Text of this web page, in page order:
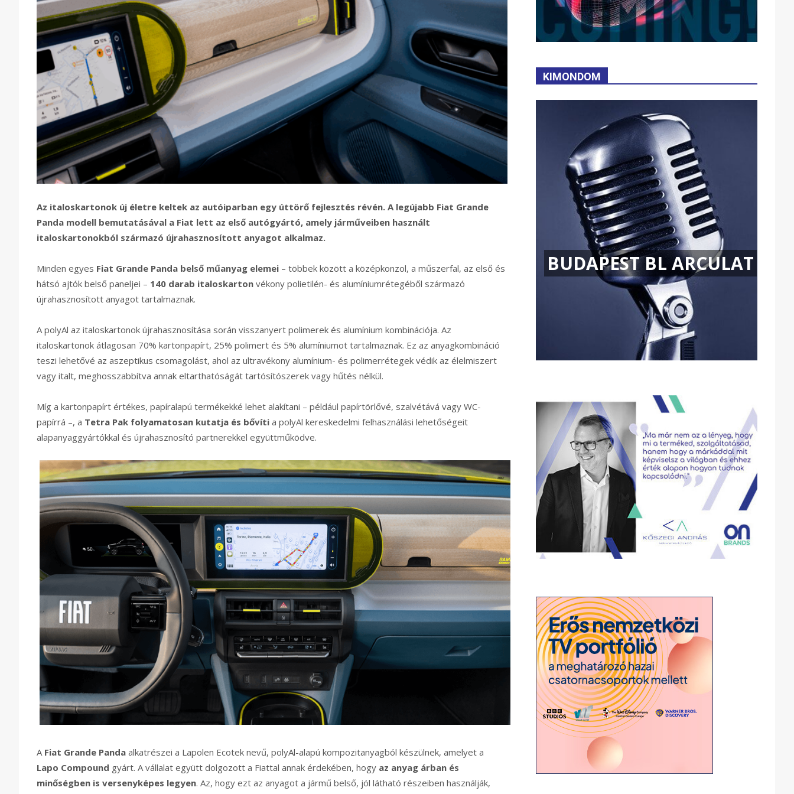
Az italoskartonok új életre keltek az autóiparban egy úttörő fejlesztés révén. A legújabb Fiat Grande
Panda modell bemutatásával a Fiat lett az első autógyártó, amely járműveiben használt
italoskartonokból származó újrahasznosított anyagot alkalmaz.
Minden egyes Fiat Grande Panda belső műanyag elemei – többek között a középkonzol, a műszerfal, az első és
hátsó ajtók belső paneljei – 140 darab italoskarton vékony polietilén- és alumíniumrétegéből származó
újrahasznosított anyagot tartalmaznak.
A polyAl az italoskartonok újrahasznosítása során visszanyert polimerek és alumínium kombinációja. Az
italoskartonok átlagosan 70% kartonpapírt, 25% polimert és 5% alumíniumot tartalmaznak. Ez az anyagkombináció
teszi lehetővé az aszeptikus csomagolást, ahol az ultravékony alumínium- és polimerrétegek védik az élelmiszert
vagy italt, meghosszabbítva annak eltarthatóságát tartósítószerek vagy hűtés nélkül.
Míg a kartonpapírt értékes, papíralapú termékekké lehet alakítani – például papírtörlővé, szalvétává vagy WC-
papírrá –, a Tetra Pak folyamatosan kutatja és bővíti a polyAl kereskedelmi felhasználási lehetőségeit
alapanyaggyártókkal és újrahasznosító partnerekkel együttműködve.
A Fiat Grande Panda alkatrészei a Lapolen Ecotek nevű, polyAl-alapú kompozitanyagból készülnek, amelyet a
Lapo Compound gyárt. A vállalat együtt dolgozott a Fiattal annak érdekében, hogy az anyag árban és
minőségben is versenyképes legyen. Az, hogy ezt az anyagot a jármű belső, jól látható részeiben használják,
KIMONDOM
BUDAPEST BL ARCULAT